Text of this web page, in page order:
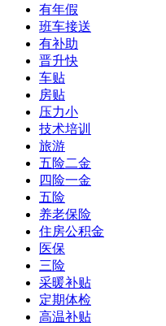
有年假
班车接送
有补助
晋升快
车贴
房贴
压力小
技术培训
旅游
五险二金
四险一金
五险
养老保险
住房公积金
医保
三险
采暖补贴
定期体检
高温补贴